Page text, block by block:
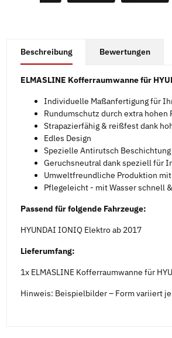
Beschreibung Bewertungen
ELMASLINE Kofferraumwanne für
Individuelle Maßanfertigung für
Rundumschutz durch extra hohen
Strapazierfähig & reißfest dank
Edles Design
Spezielle Antirutsch
Geruchsneutral dank speziell für
Umweltfreundliche Produktion
Pflegeleicht - mit Wasser schnell
Passend für folgende Fahrzeuge:
HYUNDAI IONIQ Elektro ab 2017
Lieferumfang:
1x ELMASLINE Kofferraumwanne für
Hinweis: Beispielbilder – Form variiert